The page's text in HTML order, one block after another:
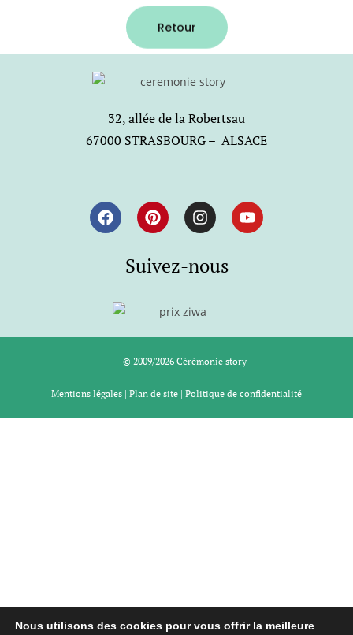
Retour
32, allée de la Robertsau
67000 STRASBOURG – ALSACE
Suivez-nous
© 2009/2026 Cérémonie story
Mentions légales | Plan de site | Politique de confidentialité
Nous utilisons des cookies pour vous offrir la meilleure